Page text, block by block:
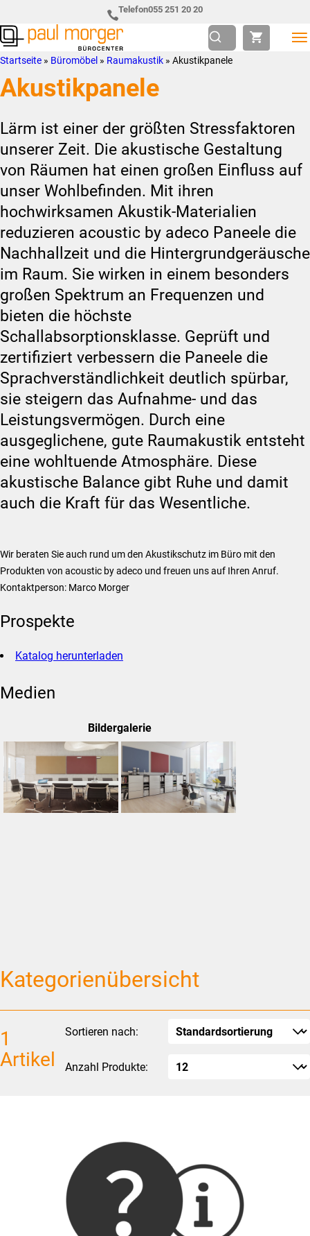
Hauptnavigation
springen
to
main
content
Telefon055 251 20 20
Paul
Morger
AG
so
individuell
wie
Startseite » Büromöbel » Raumakustik » Akustikpanele
Akustikpanele
Lärm ist einer der größten Stressfaktoren
unserer Zeit. Die akustische Gestaltung
von Räumen hat einen großen Einfluss auf
unser Wohlbefinden. Mit ihren
hochwirksamen Akustik-Materialien
reduzieren acoustic by adeco Paneele die
Nachhallzeit und die Hintergrundgeräusche
im Raum. Sie wirken in einem besonders
großen Spektrum an Frequenzen und
bieten die höchste
Schallabsorptionsklasse. Geprüft und
zertifiziert verbessern die Paneele die
Sprachverständlichkeit deutlich spürbar,
sie steigern das Aufnahme- und das
Leistungsvermögen. Durch eine
ausgeglichene, gute Raumakustik entsteht
eine wohltuende Atmosphäre. Diese
akustische Balance gibt Ruhe und damit
auch die Kraft für das Wesentliche.
Wir beraten Sie auch rund um den Akustikschutz im Büro mit den
Produkten von acoustic by adeco und freuen uns auf Ihren Anruf.
Kontaktperson: Marco Morger
Prospekte
Katalog herunterladen
Medien
Bildergalerie
Kategorienübersicht
1
Artikel
Sortieren nach:
Anzahl Produkte: